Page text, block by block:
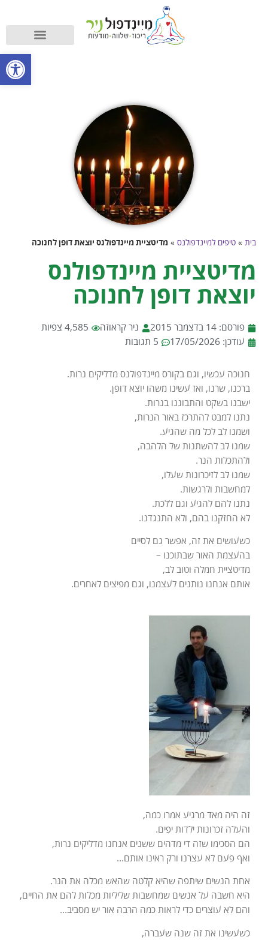
בית » טיפים למיינדפולנס » מדיטציית מיינדפולנס יוצאת דופן לחנוכה
מדיטציית מיינדפולנס
יוצאת דופן לחנוכה
פורסם: 14 בדצמבר 2015 ניר קראוזה
4,585 צפיות
עודכן: 17/05/2026
5 תגובות
חנוכה עכשיו, וגם בקורס מיינדפולנס מדליקים נרות.
ברכנו, שרנו, ואז עשינו משהו יוצא דופן.
ישבנו בשקט והתבוננו בנרות.
נתנו למבט להתרכז באור הנרות,
ושמנו לב לכל מה שהגיע.
שמנו לב להשתנות של הלהבה,
ולהתכלות הנר.
שמנו לב לזיכרונות שעלו,
למחשבות ולרגשות.
נתנו להם להגיע וגם ללכת.
לא החזקנו בהם, ולא התנגדנו.
כשעושים את זה, אפשר גם לסיים
בהעצמת האור שבתוכנו –
מדיטציית חמלה וטוב לב,
אותם אנחנו נותנים לעצמנו, וגם מפיצים לאחרים.
זה היה מאד מרגיע אמרו כמה,
והעלה זכרונות ילדות יפים.
הם הסכימו שזה די מדהים ששנים אנחנו מדליקים נרות,
ואף פעם לא עצרנו ורק ראינו אותם…
אחת הנשים שיתפה שהיא קלטה שהאש מכלה את הנר.
היא חשבה על אנשים שמחשבות שליליות מכלות להם את החיים,
והם לא עוצרים כדי לראות כמה הרבה אור יש מסביב…
כשעשינו את זה שנה שעברה,
פתח